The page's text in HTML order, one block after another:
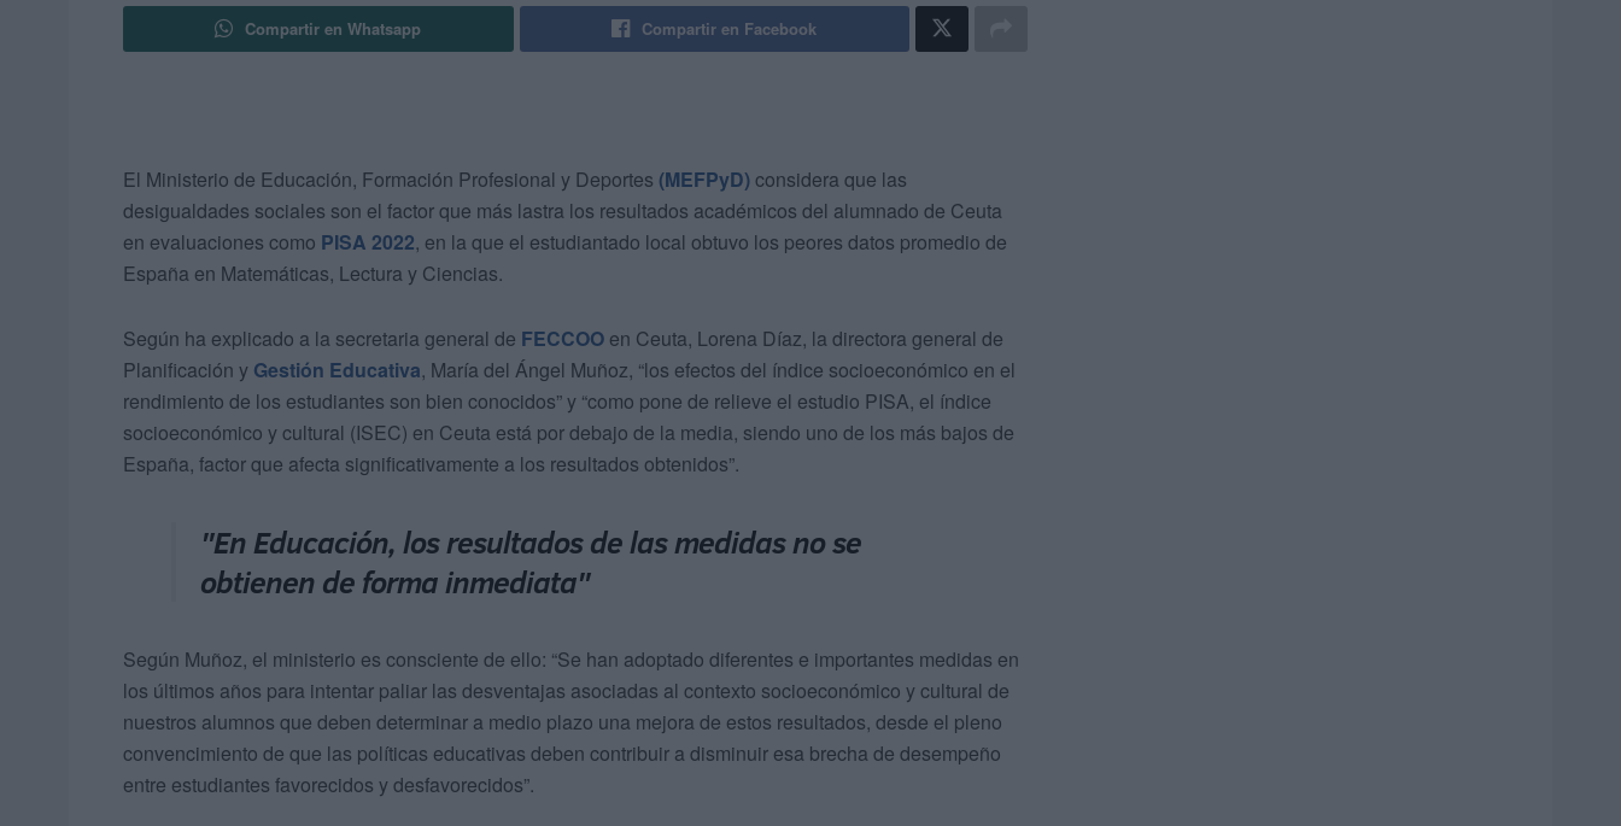
Compartir en Whatsapp Compartir en Facebook
El Ministerio de Educación, Formación Profesional y Deportes (MEFPyD)considera que las
desigualdades sociales son el factor que más lastra los resultados académicos del alumnado de Ceuta
en evaluaciones como PISA 2022, en la que el estudiantado local obtuvo los peores datos promedio de
España en Matemáticas, Lectura y Ciencias.
Según ha explicado a la secretaria general de FECCOO en Ceuta, Lorena Díaz, la directora general de
Planificación y Gestión Educativa, María del Ángel Muñoz, “los efectos del índice socioeconómico en el
rendimiento de los estudiantes son bien conocidos” y “como pone de relieve el estudio PISA, el índice
socioeconómico y cultural (ISEC) en Ceuta está por debajo de la media, siendo uno de los más bajos de
España, factor que afecta significativamente a los resultados obtenidos”.
"En Educación, los resultados de las medidas no se
obtienen de forma inmediata"
Según Muñoz, el ministerio es consciente de ello: “Se han adoptado diferentes e importantes medidas en
los últimos años para intentar paliar las desventajas asociadas al contexto socioeconómico y cultural de
nuestros alumnos que deben determinar a medio plazo una mejora de estos resultados, desde el pleno
convencimiento de que las políticas educativas deben contribuir a disminuir esa brecha de desempeño
entre estudiantes favorecidos y desfavorecidos”.